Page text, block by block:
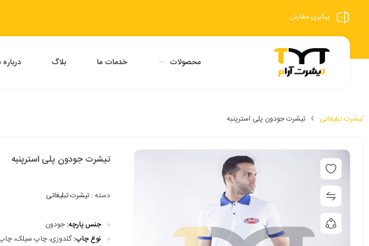
پیگیری سفارش
محصولات خدمات ما بلاگ درباره
تیشرت تبلیغاتی تیشرت جودون پلی استرپنبه
تیشرت جودون پلی استرپنبه
دسته : تیشرت تبلیغاتی
جنس پارچه: جودون
نوع چاپ:گلدوزی، چاپ سیلک، چاپ